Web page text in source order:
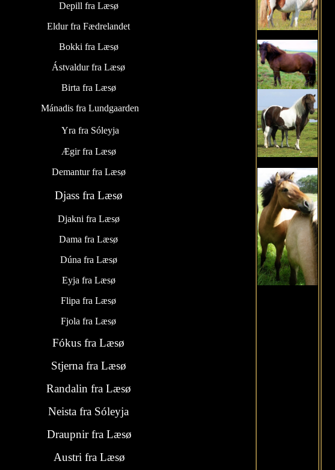
Depill fra Læsø
Eldur fra Fædrelandet
Bokki fra Læsø
Ástvaldur fra Læsø
Birta fra Læsø
Mánadis fra Lundgaarden
Yra fra Sóleyja
Ægir fra Læsø
Demantur fra Læsø
Djass fra Læsø
Djakni fra Læsø
Dama fra Læsø
Dúna fra Læsø
Eyja fra Læsø
Flipa fra Læsø
Fjola fra Læsø
Fókus fra Læsø
Stjerna fra Læsø
Randalin fra Læsø
Neista fra Sóleyja
Draupnir fra Læsø
Austri fra Læsø